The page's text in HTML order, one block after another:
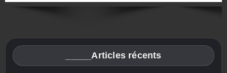
_____Articles récents